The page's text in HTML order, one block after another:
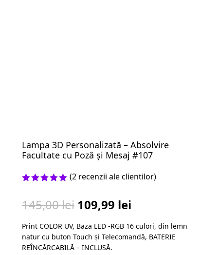
Lampa 3D Personalizată – Absolvire
Facultate cu Poză și Mesaj #107
pe baza a
evaluări
clienți
(2 recenzii ale clientilor)
145,00lei Prețul
a
fost:
109,99 leiPrețul
este:
109,99 lei.
Print COLOR UV, Baza LED -RGB 16 culori, din lemn
natur cu buton Touch și Telecomandă, BATERIE
REÎNCĂRCABILĂ – INCLUSĂ.